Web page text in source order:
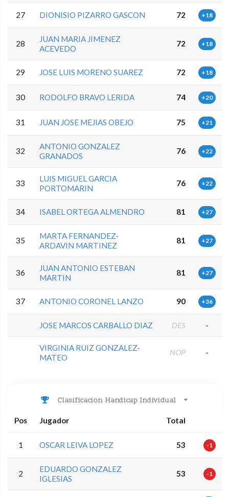
27 DIONISIO PIZARRO GASCON 72 +18
28
JUAN MARIA JIMENEZ
ACEVEDO
72 +18
29 JOSE LUIS MORENO SUAREZ 72 +18
30 RODOLFO BRAVO LERIDA 74 +20
31 JUAN JOSE MEJIAS OBEJO 75 +21
32
ANTONIO GONZALEZ
GRANADOS
76 +22
33
LUIS MIGUEL GARCIA
PORTOMARIN
76 +22
34 ISABEL ORTEGA ALMENDRO 81 +27
35
MARTA FERNANDEZ-
ARDAVIN MARTINEZ
81 +27
36
JUAN ANTONIO ESTEBAN
MARTIN
81 +27
37 ANTONIO CORONEL LANZO 90 +36
JOSE MARCOS CARBALLO DIAZ DES -
VIRGINIA RUIZ GONZALEZ-
MATEO
NOP -
Clasificacion Handicap Individual
Pos Jugador Total
1 OSCAR LEIVA LOPEZ 53 -1
2
EDUARDO GONZALEZ
IGLESIAS
53 -1